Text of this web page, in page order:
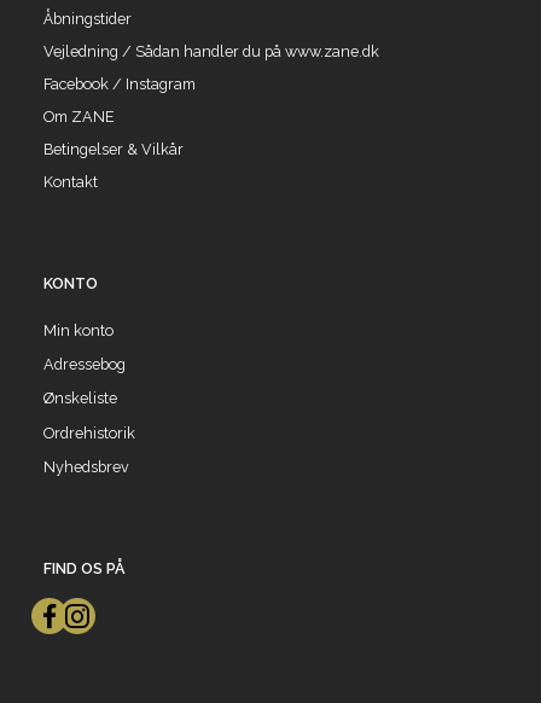
Åbningstider
Vejledning / Sådan handler du på www.zane.dk
Facebook / Instagram
Om ZANE
Betingelser & Vilkår
Kontakt
KONTO
Min konto
Adressebog
Ønskeliste
Ordrehistorik
Nyhedsbrev
FIND OS PÅ